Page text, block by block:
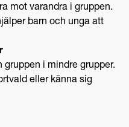
mot varandra i gruppen.
barn och unga att
gruppen i mindre grupper.
eller känna sig